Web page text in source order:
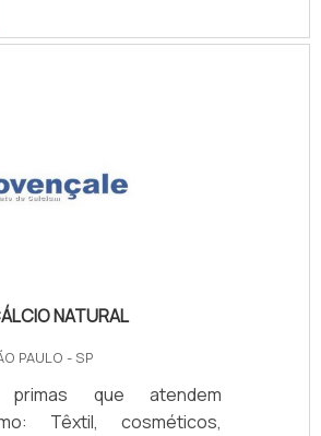
tijolos e telhas.
evitando assim,
durante a
NATURAL
PAULO - SP
que atendem
Têxtil, cosméticos,